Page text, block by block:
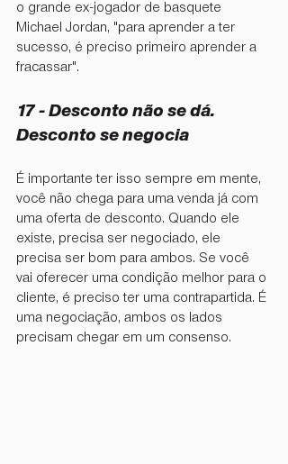
o grande ex-jogador de basquete
Michael Jordan, "para aprender a ter
sucesso, é preciso primeiro aprender a
fracassar".
17 - ⁠Desconto não se dá.
Desconto se negocia
É importante ter isso sempre em mente,
você não chega para uma venda já com
uma oferta de desconto. Quando ele
existe, precisa ser negociado, ele
precisa ser bom para ambos. Se você
vai oferecer uma condição melhor para o
cliente, é preciso ter uma contrapartida. É
uma negociação, ambos os lados
precisam chegar em um consenso.